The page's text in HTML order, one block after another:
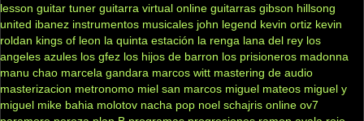
lesson guitar tuner guitarra virtual online guitarras gibson hillsong
united ibanez instrumentos musicales john legend kevin ortiz kevin
roldan kings of leon la quinta estación la renga lana del rey los
angeles azules los gfez los hijos de barron los prisioneros madonna
manu chao marcela gandara marcos witt mastering de audio
masterizacion metronomo miel san marcos miguel mateos miguel y
miguel mike bahia molotov nacha pop noel schajris online ov7